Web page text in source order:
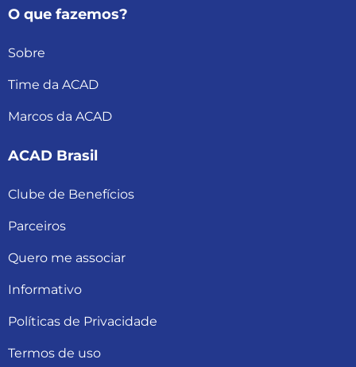
O que fazemos?
Sobre
Time da ACAD
Marcos da ACAD
ACAD Brasil
Clube de Benefícios
Parceiros
Quero me associar
Informativo
Políticas de Privacidade
Termos de uso